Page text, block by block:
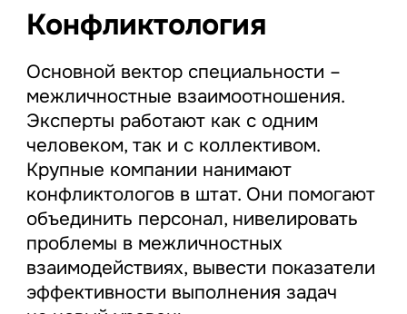
Конфликтология
Основной вектор специальности –
межличностные взаимоотношения.
Эксперты работают как с одним
человеком, так и с коллективом.
Крупные компании нанимают
конфликтологов в штат. Они помогают
объединить персонал, нивелировать
проблемы в межличностных
взаимодействиях, вывести показатели
эффективности выполнения задач